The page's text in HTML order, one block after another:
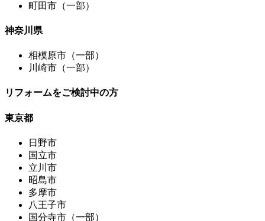
町田市（一部）
神奈川県
相模原市（一部）
川崎市（一部）
リフォームをご検討中の方
東京都
日野市
国立市
立川市
昭島市
多摩市
八王子市
国分寺市（一部）